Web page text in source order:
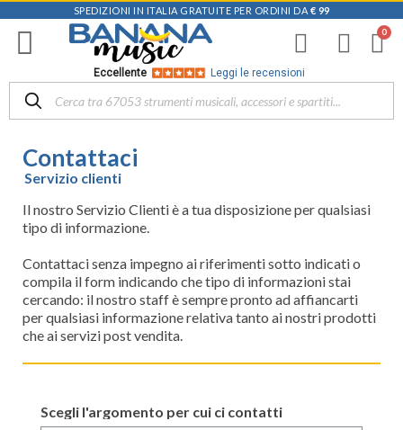
SPEDIZIONI IN ITALIA GRATUITE PER ORDINI DA € 99
Eccellente Leggi le recensioni
Contattaci
Servizio clienti
Il nostro Servizio Clienti è a tua disposizione per qualsiasi
tipo di informazione.
Contattaci senza impegno ai riferimenti sotto indicati o
compila il form indicando che tipo di informazioni stai
cercando: il nostro staff è sempre pronto ad affiancarti
per qualsiasi informazione relativa tanto ai nostri prodotti
che ai servizi post vendita.
Scegli l'argomento per cui ci contatti